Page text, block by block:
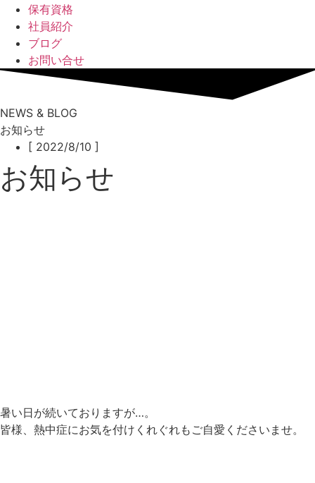
保有資格
社員紹介
ブログ
お問い合せ
NEWS & BLOG
お知らせ
[ 2022/8/10 ]
お知らせ
暑い日が続いておりますが…。
皆様、熱中症にお気を付けくれぐれもご自愛くださいませ。